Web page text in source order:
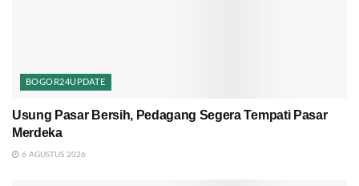
BOGOR24UPDATE
Usung Pasar Bersih, Pedagang Segera Tempati Pasar
Merdeka
6 AGUSTUS 2026